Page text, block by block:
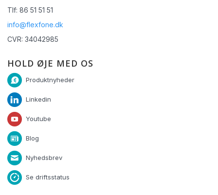
Tlf: 86 51 51 51
info@flexfone.dk
CVR: 34042985
HOLD ØJE MED OS
Produktnyheder
Linkedin
Youtube
Blog
Nyhedsbrev
Se driftsstatus